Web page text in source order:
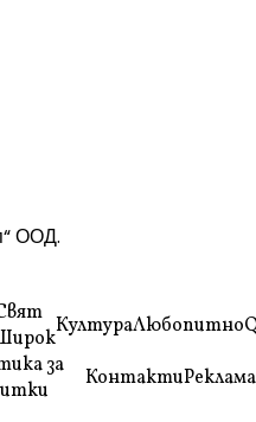
ООД.
КултураЛюбопитно
за
КонтактиРеклама